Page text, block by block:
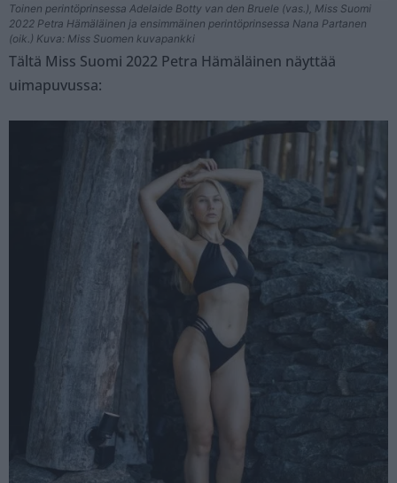
Toinen perintöprinsessa Adelaide Botty van den Bruele (vas.), Miss Suomi
2022 Petra Hämäläinen ja ensimmäinen perintöprinsessa Nana Partanen
(oik.) Kuva: Miss Suomen kuvapankki
Tältä Miss Suomi 2022 Petra Hämäläinen näyttää
uimapuvussa: